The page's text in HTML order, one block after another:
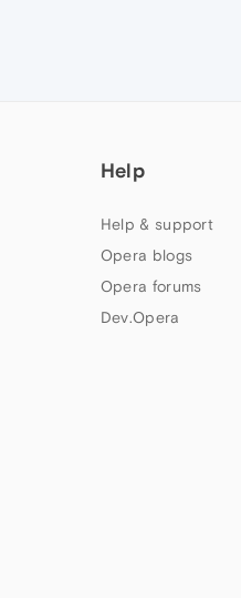
Help
Help & support
Opera blogs
Opera forums
Dev.Opera